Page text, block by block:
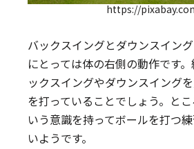
https://
バックスイングとダウンスイン
にとっては体の右側の動作です
ックスイングやダウンスイング
を打っていることでしょう。と
いう意識を持ってボールを打つ
いようです。